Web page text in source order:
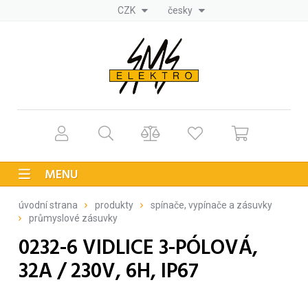
CZK česky
MENU
úvodní strana produkty
spínače, vypínače a zásuvky
průmyslové zásuvky
0232-6 VIDLICE 3-PÓLOVÁ,
32A / 230V, 6H, IP67